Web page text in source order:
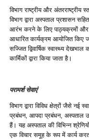
विभाग राष्‍ट्रीय और
विभाग द्वारा अस्‍पताल प्रशासन
आरंभ करने के लिए पाठ्यक्रमों और
आधारित कार्यक्रम आयोजित किए
सज्जित द्विवार्षिक स्‍वास्‍थ्‍य
कार्मिकों द्वारा किया जाता है।
परामर्श सेवाएं
विभाग द्वारा विविध क्षेत्रों जैसे
प्रबंधन, आपदा प्रबंधन, अस्‍पताल
हैं। यह अस्‍पताल की विभिन्‍न
एक विचार समूह के रूप में कार्य